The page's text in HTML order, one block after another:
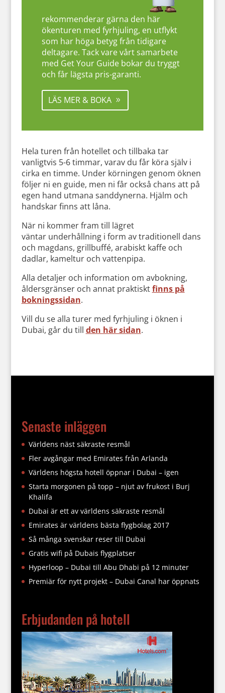
rekommenderar gärna den här
ökenturen med fyrhjuling, en utflykt
som har höga betyg från tidigare
deltagare. Tack vare vårt samarbete
med Get Your Guide bokar du tryggt
och får lägsta pris-garanti.
LÄS MER & BOKA
Hela turen från hotellet och tillbaka tar
vanligtvis 5-6 timmar, varav du får köra själv i
cirka en timme. Under körningen genom öknen
följer ni en guide, men ni får också chans att på
egen hand utmana sanddynerna. Hjälm och
handskar finns att låna.
När ni kommer fram till lägret
väntar underhållning i form av traditionell dans
och magdans, grillbuffé, arabiskt kaffe och
dadlar, kameltur och vattenpipa.
Alla detaljer och information om avbokning,
åldersgränser och annat praktisktfinns på
bokningssidan.
Vill du se alla turer med fyrhjuling i öknen i
Dubai, går du till den här sidan.
Senaste inläggen
Världens näst säkraste resmål
Fler avgångar med Emirates från Arlanda
Världens högsta hotell öppnar i Dubai – igen
Starta morgonen på topp – njut av frukost i Burj
Khalifa
Dubai är ett av världens säkraste resmål
Emirates är världens bästa flygbolag 2017
Så många svenskar reser till Dubai
Gratis wifi på Dubais flygplatser
Hyperloop – Dubai till Abu Dhabi på 12 minuter
Premiär för nytt projekt – Dubai Canal har öppnats
Erbjudanden på hotell